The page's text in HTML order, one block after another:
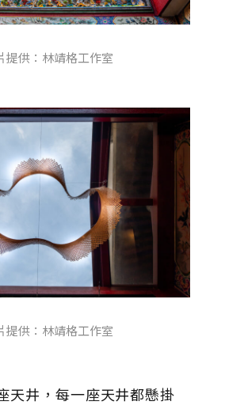
提供：林靖格工作室
提供：林靖格工作室
天井，每一座天井都懸掛